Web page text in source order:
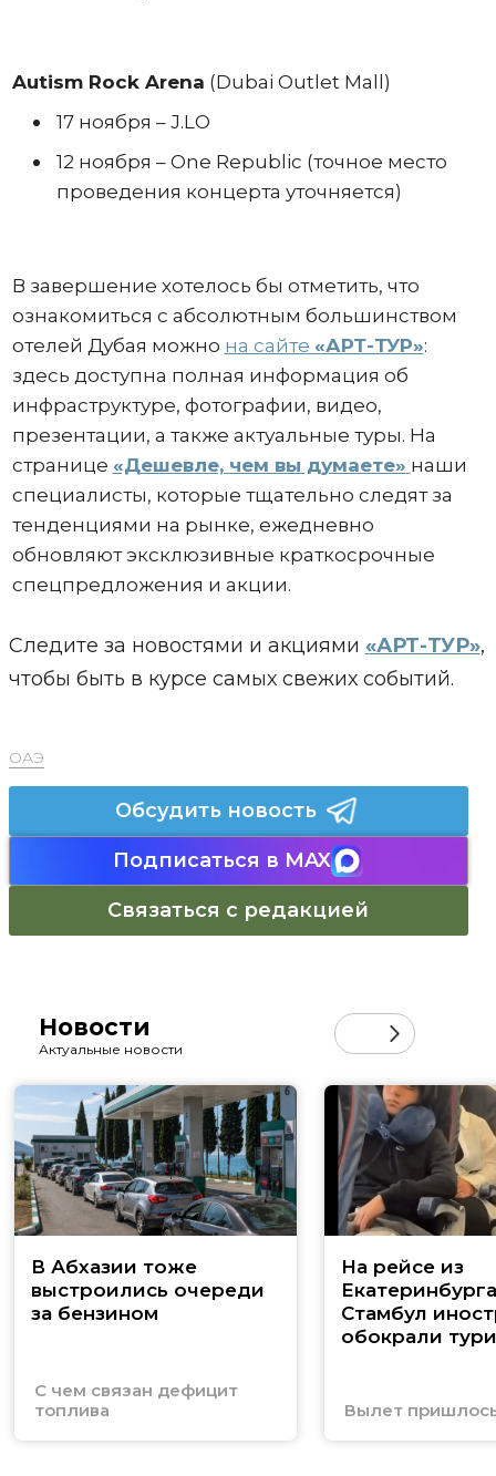
Autism Rock Arena (Dubai Outlet Mall)
17 ноября – J.LO
12 ноября – One Republic (точное место
проведения концерта уточняется)
В завершение хотелось бы отметить, что
ознакомиться с абсолютным большинством
отелей Дубая можно на сайте «АРТ-ТУР»:
здесь доступна полная информация об
инфраструктуре, фотографии, видео,
презентации, а также актуальные туры. На
странице «Дешевле, чем вы думаете» наши
специалисты, которые тщательно следят за
тенденциями на рынке, ежедневно
обновляют эксклюзивные краткосрочные
спецпредложения и акции.
Следите за новостями и акциями «АРТ-ТУР»,
чтобы быть в курсе самых свежих событий.
ОАЭ
Обсудить новость
Подписаться в MAX
Связаться с редакцией
Новости
Актуальные новости
В Абхазии тоже
выстроились очереди
за бензином
С чем связан дефицит
топлива
На рейсе из
Стамбул
обокрали
Вылет